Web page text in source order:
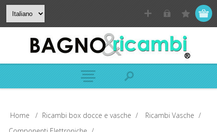
Home / Ricambi box docce e vasche / Ricambi Vasche /